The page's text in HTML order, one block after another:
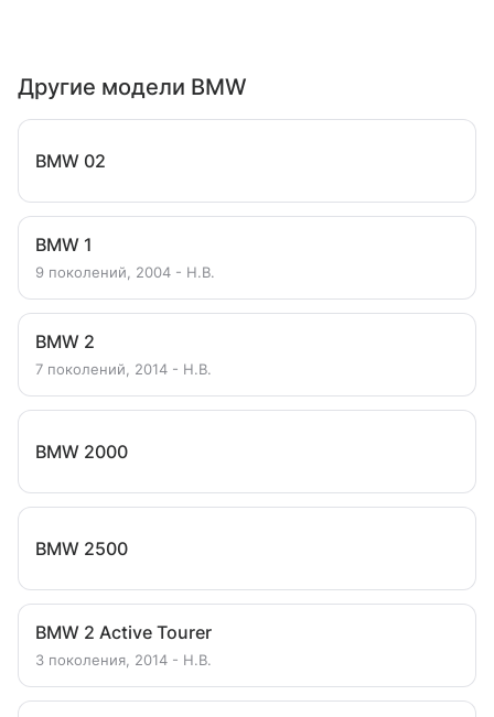
Другие модели BMW
BMW 02
BMW 1
9 поколений, 2004 - Н.В.
BMW 2
7 поколений, 2014 - Н.В.
BMW 2000
BMW 2500
BMW 2 Active Tourer
3 поколения, 2014 - Н.В.